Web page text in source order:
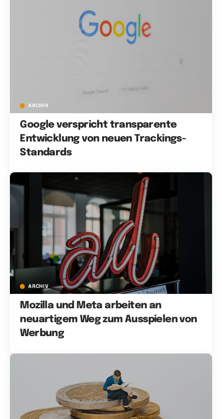
ARCHIV
Google verspricht transparente
Entwicklung von neuen Trackings-
Standards
ARCHIV
Mozilla und Meta arbeiten an
neuartigem Weg zum Ausspielen von
Werbung